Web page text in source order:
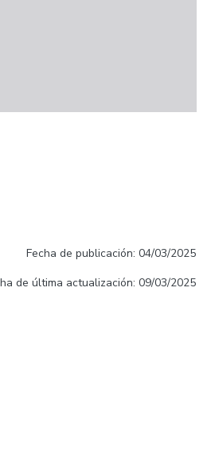
Fecha de publicación: 04/03/2025
de última actualización: 09/03/2025